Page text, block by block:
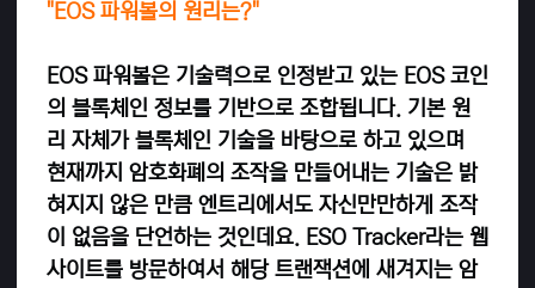
"EOS 파워볼의 원리는?"
EOS 파워볼은 기술력으로 인정받고 있는 EOS 코인
의 블록체인 정보를 기반으로 조합됩니다. 기본 원
리 자체가 블록체인 기술을 바탕으로 하고 있으며
현재까지 암호화폐의 조작을 만들어내는 기술은 밝
혀지지 않은 만큼 엔트리에서도 자신만만하게 조작
이 없음을 단언하는 것인데요. ESO Tracker라는 웹
사이트를 방문하여서 해당 트랜잭션에 새겨지는 암